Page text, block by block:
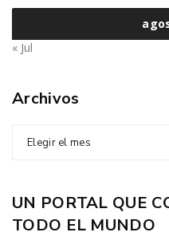
« Jul
Archivos
Elegir el mes
UN PORTAL QUE
TODO EL MUNDO